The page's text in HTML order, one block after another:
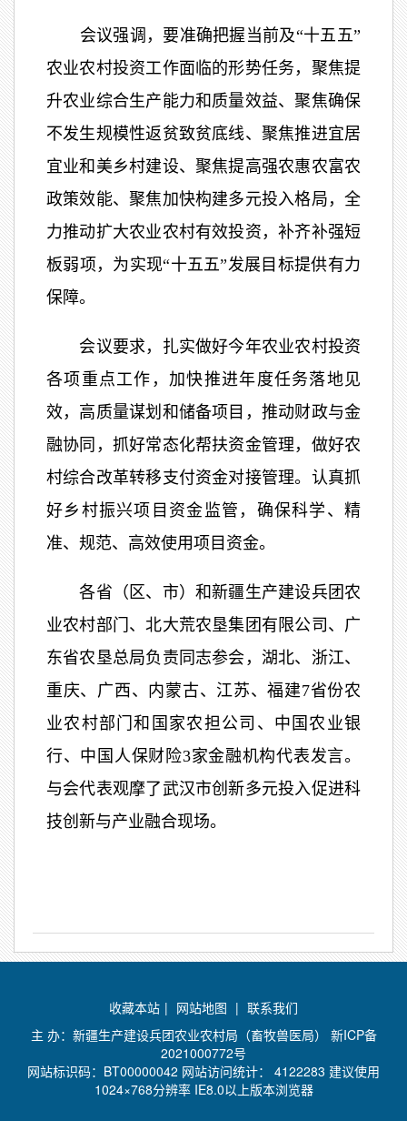
会议强调，要准确把握当前及“十五五”
农业农村投资工作面临的形势任务，聚焦提
升农业综合生产能力和质量效益、聚焦确保
不发生规模性返贫致贫底线、聚焦推进宜居
宜业和美乡村建设、聚焦提高强农惠农富农
政策效能、聚焦加快构建多元投入格局，全
力推动扩大农业农村有效投资，补齐补强短
板弱项，为实现“十五五”发展目标提供有力
保障。
会议要求，扎实做好今年农业农村投资
各项重点工作，加快推进年度任务落地见
效，高质量谋划和储备项目，推动财政与金
融协同，抓好常态化帮扶资金管理，做好农
村综合改革转移支付资金对接管理。认真抓
好乡村振兴项目资金监管，确保科学、精
准、规范、高效使用项目资金。
各省（区、市）和新疆生产建设兵团农
业农村部门、北大荒农垦集团有限公司、广
东省农垦总局负责同志参会，湖北、浙江、
重庆、广西、内蒙古、江苏、福建7省份农
业农村部门和国家农担公司、中国农业银
行、中国人保财险3家金融机构代表发言。
与会代表观摩了武汉市创新多元投入促进科
技创新与产业融合现场。
收藏本站 | 网站地图 | 联系我们
主 办：新疆生产建设兵团农业农村局（畜牧兽医局） 新ICP备
2021000772号
网站标识码：BT00000042 网站访问统计： 4122283 建议使用
1024×768分辨率 IE8.0以上版本浏览器